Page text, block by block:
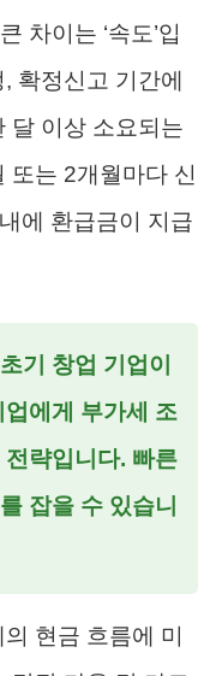
차이는 ‘속도’입
확정신고 기간에
달 이상 소요되는
또는 2개월마다 신
에 환급금이 지급
기 창업 기업이
에게 부가세 조
략입니다. 빠른
잡을 수 있습니
현금 흐름에 미